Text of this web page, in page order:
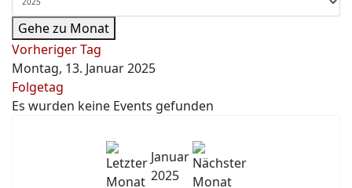
Gehe zu Monat
Vorheriger Tag
Montag, 13. Januar 2025
Folgetag
Es wurden keine Events gefunden
Januar
2025